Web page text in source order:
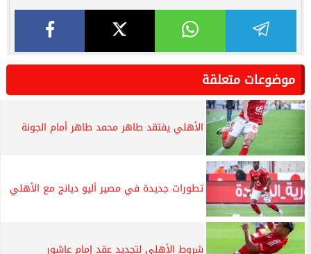
موضوعات متعلقة
الأهلي يفتقد طاهر محمد طاهر أمام الجونة
تطورات جديدة في مصير أليو ديانج مع الأهلي
شروط الأهلي لتجديد عقد إمام عاشور